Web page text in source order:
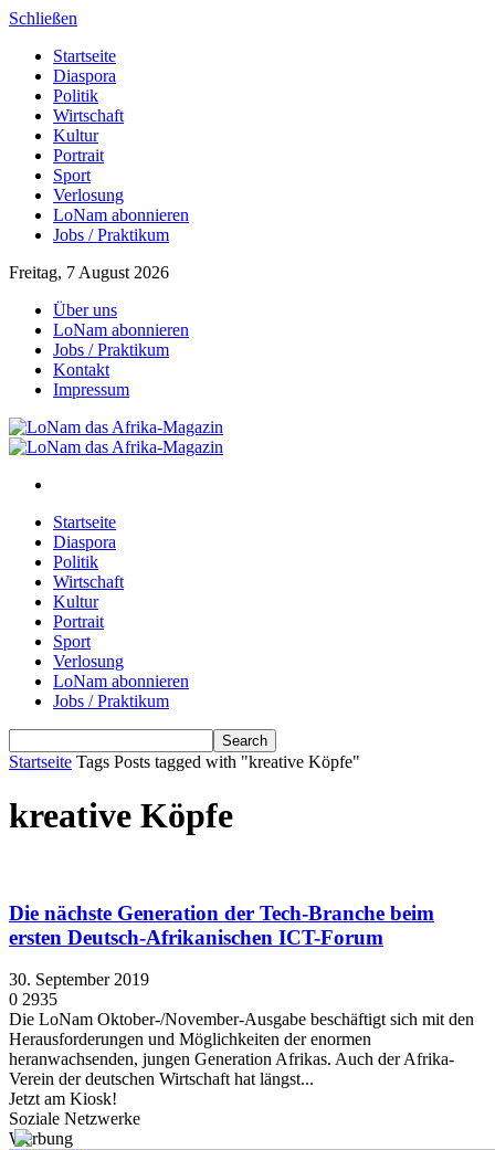
Schließen
Startseite
Diaspora
Politik
Wirtschaft
Kultur
Portrait
Sport
Verlosung
LoNam abonnieren
Jobs / Praktikum
Freitag, 7 August 2026
Über uns
LoNam abonnieren
Jobs / Praktikum
Kontakt
Impressum
Startseite
Diaspora
Politik
Wirtschaft
Kultur
Portrait
Sport
Verlosung
LoNam abonnieren
Jobs / Praktikum
Startseite Tags Posts tagged with "kreative Köpfe"
kreative Köpfe
Die nächste Generation der Tech-Branche beim
ersten Deutsch-Afrikanischen ICT-Forum
30. September 2019
0 2935
Die LoNam Oktober-/November-Ausgabe beschäftigt sich mit den
Herausforderungen und Möglichkeiten der enormen
heranwachsenden, jungen Generation Afrikas. Auch der Afrika-
Verein der deutschen Wirtschaft hat längst...
Jetzt am Kiosk!
Soziale Netzwerke
Werbung